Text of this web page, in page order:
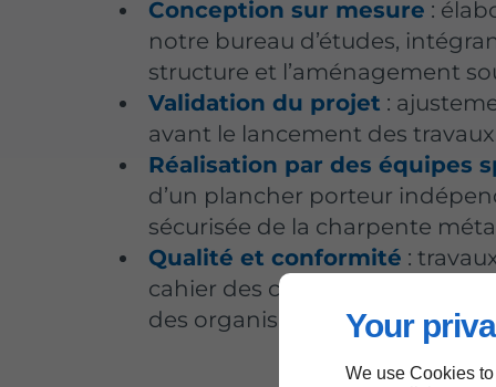
Your
We use Cookies
Conception sur mesure :
notre bureau d’études,
structure et l’aménagement
Validation du projet :
avant le lancement des
Réalisation par des équipes
d’un plancher porteur
sécurisée de la charpente
Qualité et conformité :
cahier des charges strict,
des organismes agréés.